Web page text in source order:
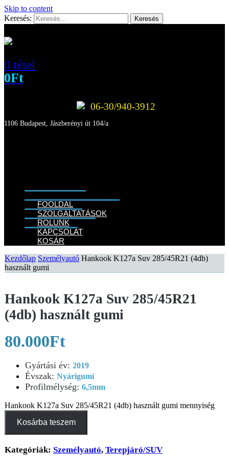
Skip to content
Keresés:
0 tétel
0Ft
06-30/940-3912
1106 Budapest, Jászberényi út 104/a
FŐOLDAL
SZOLGÁLTATÁSOK
RÓLUNK
KAPCSOLAT
KOSÁR
Kezdőlap Személyautó Hankook K127a Suv 285/45R21 (4db)
használt gumi
Hankook K127a Suv 285/45R21
(4db) használt gumi
80.000Ft
Gyártási év: 2019
Évszak: Nyárigumi
Profilmélység: 6,5mm
Hankook K127a Suv 285/45R21 (4db) használt gumi mennyiség
Kosárba teszem
Kategóriák: Személyautó, Terepjáró/SUV